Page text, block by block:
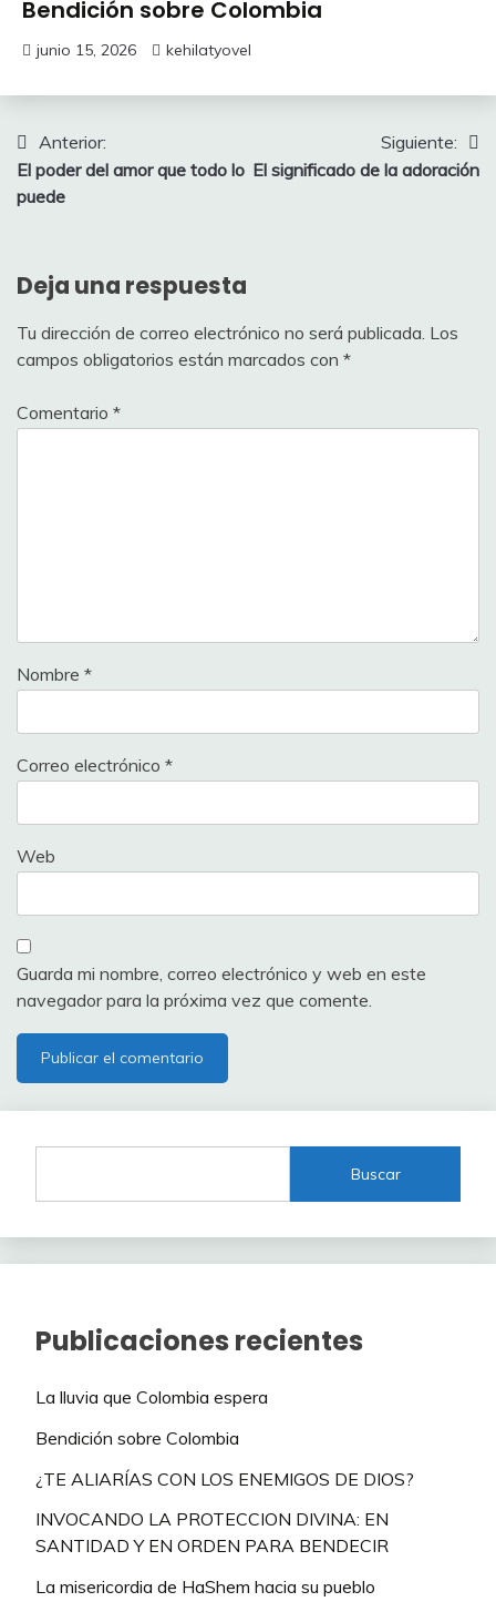
Bendición sobre Colombia
junio 15, 2026 kehilatyovel
Navegación
de
Anterior:
El poder del amor que todo lo
puede
Siguiente:
El significado de la adoración
Deja una respuesta
Tu dirección de correo electrónico no será publicada. Los
campos obligatorios están marcados con *
Comentario *
Nombre *
Correo electrónico *
Web
Guarda mi nombre, correo electrónico y web en este
navegador para la próxima vez que comente.
Buscar
Publicaciones recientes
La lluvia que Colombia espera
Bendición sobre Colombia
¿TE ALIARÍAS CON LOS ENEMIGOS DE DIOS?
INVOCANDO LA PROTECCION DIVINA: EN
SANTIDAD Y EN ORDEN PARA BENDECIR
La misericordia de HaShem hacia su pueblo